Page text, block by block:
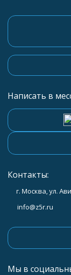
Написать в
Контакты:
г. Москва, ул.
info@z5r.ru
Мы в